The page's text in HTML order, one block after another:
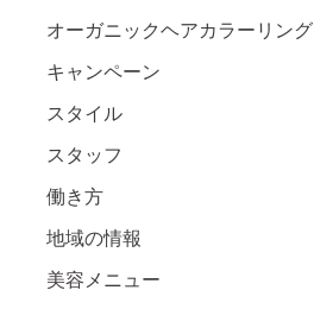
オーガニックヘアカラーリング
キャンペーン
スタイル
スタッフ
働き方
地域の情報
美容メニュー